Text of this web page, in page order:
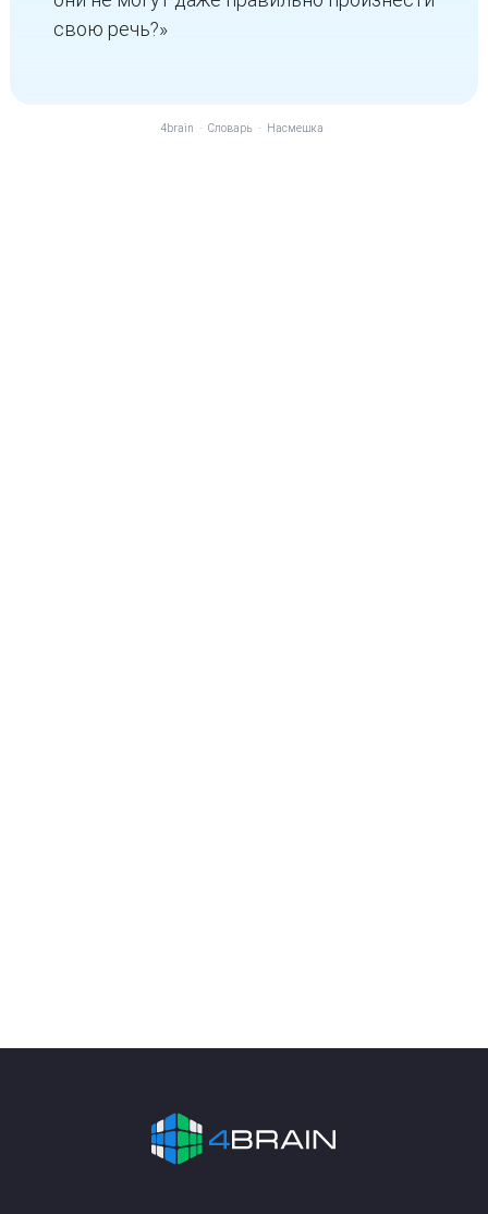
свою речь?»
4brain - Словарь - Насмешка